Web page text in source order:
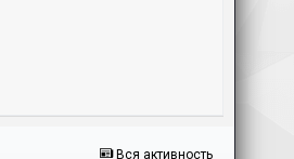
Вся активность